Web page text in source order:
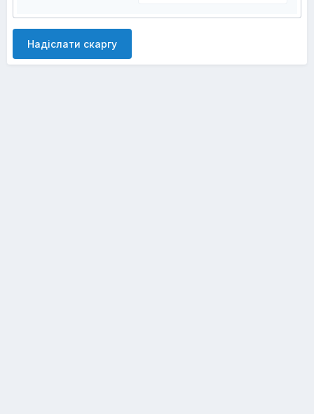
Надіслати скаргу